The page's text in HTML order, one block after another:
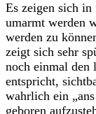
Es zeigen sich
umarmt werden
werden zu
zeigt sich sehr
noch einmal den
entspricht,
wahrlich ein
geboren